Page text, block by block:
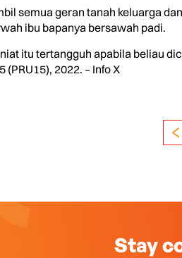
semua geran tanah keluarga
ibu bapanya bersawah padi.
itu tertangguh apabila beliau
(PRU15), 2022. – Info X
Stay